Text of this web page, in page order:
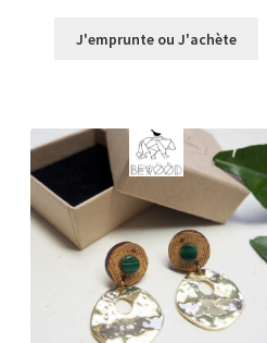
prix :
J'emprunte ou J'achète